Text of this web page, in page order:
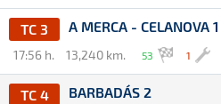
TC 3 A MERCA - CELANOVA 1
17:56 h. 13,240 km. 53 1
TC 4 BARBADÁS 2